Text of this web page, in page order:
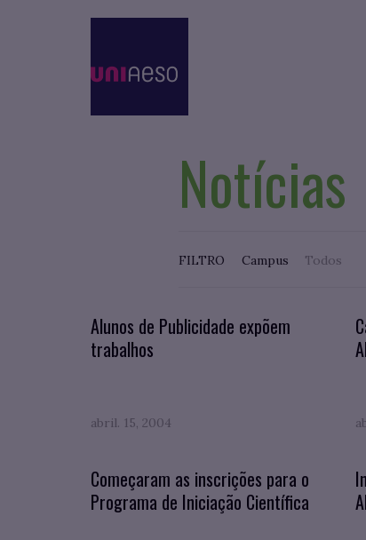
Notícias
FILTRO Campus
Alunos de Publicidade expõem
trabalhos
abril. 15, 2004
Começaram as inscrições para o
Programa de Iniciação Científica